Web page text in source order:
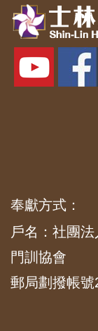
奉獻方式：
戶名：社團
門訓協會
郵局劃撥帳號